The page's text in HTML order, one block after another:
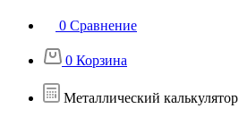
0 Сравнение
0 Корзина
Металлический калькулятор